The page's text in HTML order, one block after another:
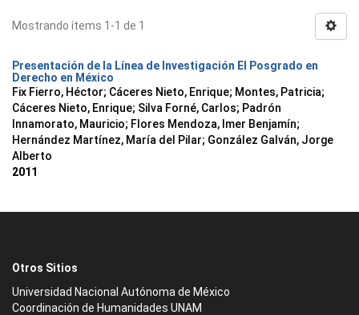
Mostrando ítems 1-1 de 1
Presentación de la Línea de Investigación El Posgrado en
Derecho en México
Fix Fierro, Héctor; Cáceres Nieto, Enrique; Montes, Patricia;
Cáceres Nieto, Enrique; Silva Forné, Carlos; Padrón
Innamorato, Mauricio; Flores Mendoza, Imer Benjamín;
Hernández Martínez, María del Pilar; González Galván, Jorge
Alberto
2011
Otros Sitios
Universidad Nacional Autónoma de México
Coordinación de Humanidades UNAM